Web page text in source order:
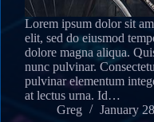
Lorem ipsum dolor sit
elit, sed do eiusmod
dolore magna aliqua.
nunc pulvinar.
pulvinar elementum
at lectus urna. Id…
Greg
January